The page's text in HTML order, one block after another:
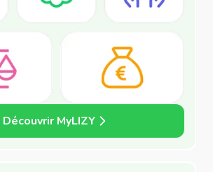
Découvrir MyLIZY